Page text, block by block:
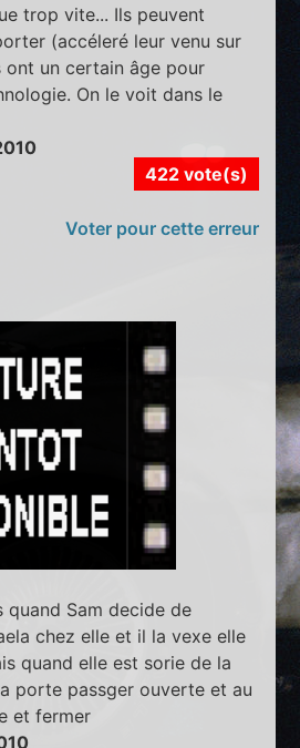
trop vite... Ils peuvent
(accéleré leur venu sur
ont un certain âge pour
On le voit dans le
422 vote(s)
Voter pour cette erreur
quand Sam decide de
chez elle et il la vexe elle
quand elle est sorie de la
porte passger ouverte et au
et fermer